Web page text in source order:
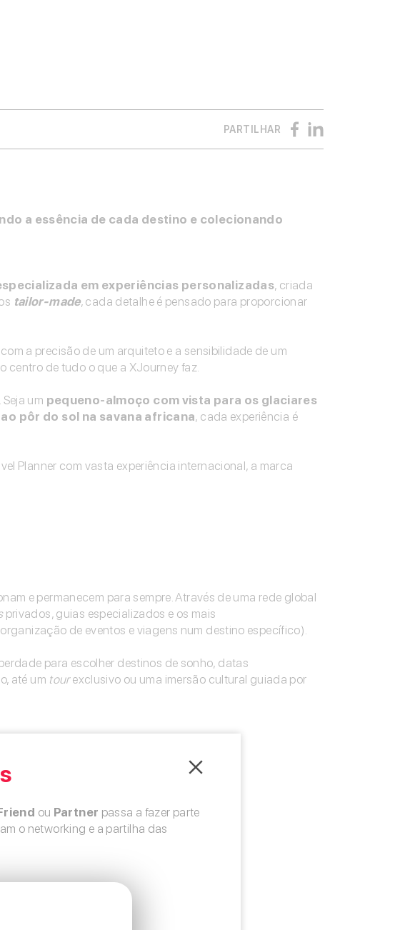
ou Partner passa a fazer parte
o networking e a partilha das
PARTILHAR
a essência de cada destino e colecionando
em experiências personalizadas, criada
tailor-made, cada detalhe é pensado para proporcionar
a precisão de um arquiteto e a sensibilidade de um
centro de tudo o que a XJourney faz.
um pequeno-almoço com vista para os glaciares
pôr do sol na savana africana, cada experiência é
Planner com vasta experiência internacional, a marca
e permanecem para sempre. Através de uma rede global
privados, guias especializados e os mais
de eventos e viagens num destino específico).
para escolher destinos de sonho, datas
até um tourexclusivo ou uma imersão cultural guiada por
ou Partner passa a fazer parte
o networking e a partilha das